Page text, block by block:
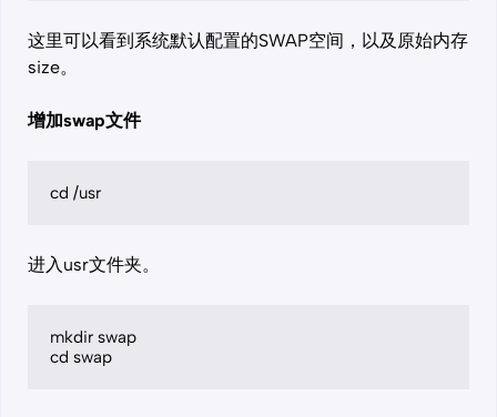
这里可以看到系统默认配置的SWAP空间，以及原始内存
size。
增加swap文件
cd /usr
进入usr文件夹。
mkdir swap
cd swap